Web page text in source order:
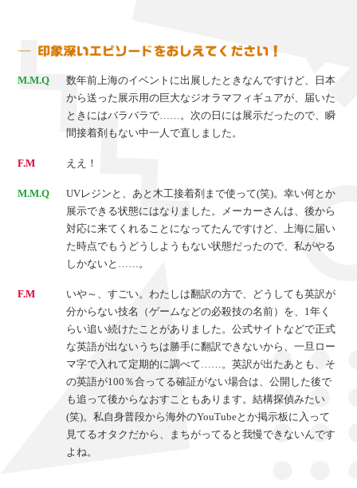
M.M.Q
数年前上海のイベントに出展したときなんですけど、日本
から送った展示用の巨大なジオラマフィギュアが、届いた
ときにはバラバラで……。次の日には展示だったので、瞬
間接着剤もない中一人で直しました。
F.M ええ！
M.M.Q
UVレジンと、あと木工接着剤まで使って(笑)。幸い何とか
展示できる状態にはなりました。メーカーさんは、後から
対応に来てくれることになってたんですけど、上海に届い
た時点でもうどうしようもない状態だったので、私がやる
しかないと……。
F.M
いや～、すごい。わたしは翻訳の方で、どうしても英訳が
分からない技名（ゲームなどの必殺技の名前）を、1年く
らい追い続けたことがありました。公式サイトなどで正式
な英語が出ないうちは勝手に翻訳できないから、一旦ロー
マ字で入れて定期的に調べて……。英訳が出たあとも、そ
の英語が100％合ってる確証がない場合は、公開した後で
も追って後からなおすこともあります。結構探偵みたい
(笑)。私自身普段から海外のYouTubeとか掲示板に入って
見てるオタクだから、まちがってると我慢できないんです
よね。